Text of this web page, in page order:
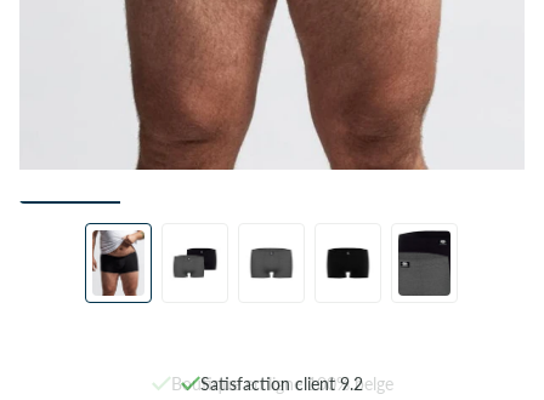
Satisfaction client 9.2
Boutique en ligne 100% belge